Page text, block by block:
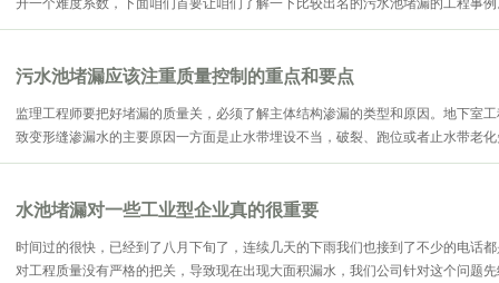
污水池堵漏应该注重质量控制的重点和要点
监理工程师要把好堵漏的质量关，必须了解主体结构渗漏的类型和原因。地下
致变形缝渗漏水的主要原因一方面是止水带埋设不当，破裂、跑位或者止水带老
水池堵漏对一些工业型企业真的很重要
时间过的很快，已经到了八月下旬了，连续几天的下雨我们也接到了不少的电话
对工程质量没有严格的把关，导致现在出现大面积漏水，我们公司针对这个问题